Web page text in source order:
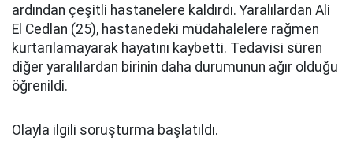
ardından çeşitli hastanelere kaldırdı. Yaralılardan Ali
El Cedlan (25), hastanedeki müdahalelere rağmen
kurtarılamayarak hayatını kaybetti. Tedavisi süren
diğer yaralılardan birinin daha durumunun ağır olduğu
öğrenildi.
Olayla ilgili soruşturma başlatıldı.